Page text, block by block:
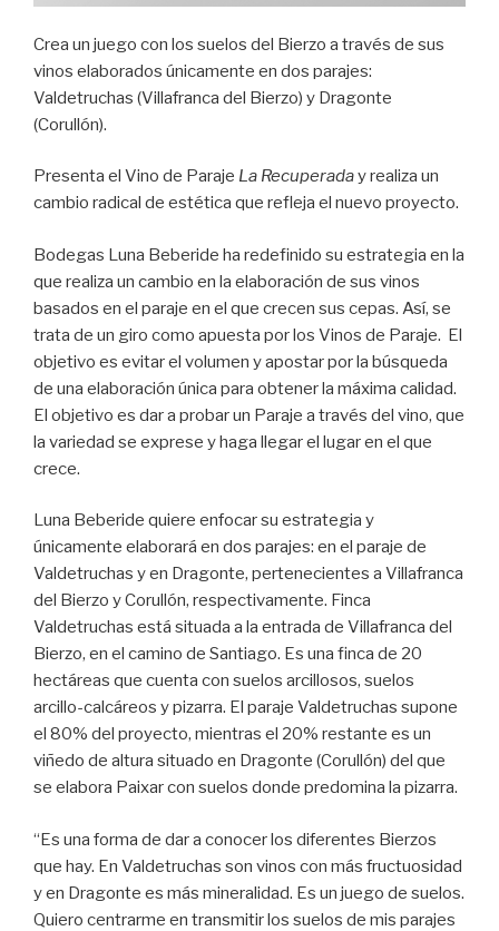
Crea un juego con los suelos del Bierzo a través de sus
vinos elaborados únicamente en dos parajes:
Valdetruchas (Villafranca del Bierzo) y Dragonte
(Corullón).
Presenta el Vino de Paraje La Recuperaday realiza un
cambio radical de estética que refleja el nuevo proyecto.
Bodegas Luna Beberide ha redefinido su estrategia en la
que realiza un cambio en la elaboración de sus vinos
basados en el paraje en el que crecen sus cepas. Así, se
trata de un giro como apuesta por los Vinos de Paraje. El
objetivo es evitar el volumen y apostar por la búsqueda
de una elaboración única para obtener la máxima calidad.
El objetivo es dar a probar un Paraje a través del vino, que
la variedad se exprese y haga llegar el lugar en el que
crece.
Luna Beberide quiere enfocar su estrategia y
únicamente elaborará en dos parajes: en el paraje de
Valdetruchas y en Dragonte, pertenecientes a Villafranca
del Bierzo y Corullón, respectivamente. Finca
Valdetruchas está situada a la entrada de Villafranca del
Bierzo, en el camino de Santiago. Es una finca de 20
hectáreas que cuenta con suelos arcillosos, suelos
arcillo-calcáreos y pizarra. El paraje Valdetruchas supone
el 80% del proyecto, mientras el 20% restante es un
viñedo de altura situado en Dragonte (Corullón) del que
se elabora Paixar con suelos donde predomina la pizarra.
“Es una forma de dar a conocer los diferentes Bierzos
que hay. En Valdetruchas son vinos con más fructuosidad
y en Dragonte es más mineralidad. Es un juego de suelos.
Quiero centrarme en transmitir los suelos de mis parajes